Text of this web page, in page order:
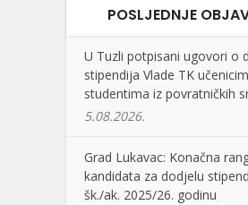
POSLJEDNJE
U Tuzli potpisani ugovori o
stipendija Vlade TK
studentima iz povratničkih
5.08.2026.
Grad Lukavac: Konačna
kandidata za dodjelu
šk./ak. 2025/26. godinu